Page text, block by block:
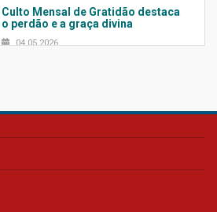
Culto Mensal de Gratidão destaca
o perdão e a graça divina
04.05.2026
Confira como foi o culto mensal